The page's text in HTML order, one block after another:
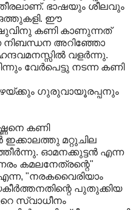
ഭാഷയും ശീലവും
ഈ
കണി കാണുന്നത്‌
നിബന്ധന അറിഞ്ഞോ
വളര്‍ന്നു.
വേര്‍പെട്ടു നടന്ന കണി
ഗുരുവായൂരപ്പനും
കണി
ഇക്കാലത്തു മറ്റുചില
ഓമനക്കുട്ടന്‍ എന്ന
കമലനേത്രന്റെ"
"നരകവൈരിയാം
പുതുക്കിയ
സ്വാധീനം